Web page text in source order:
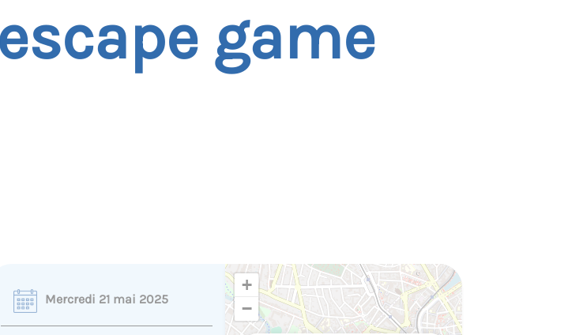
game
Mercredi 21 mai 2025
+
−